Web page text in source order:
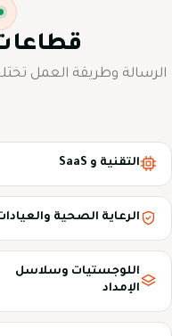
الرسالة وطريقة العمل
التقنية و SaaS
الرعاية الصحية
اللوجستيات وسلاسل
الإمداد